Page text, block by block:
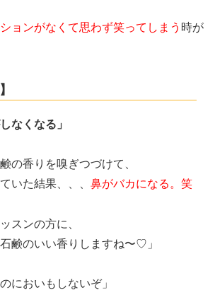
ョンがなくて思わず笑ってしまう 時が
なくなる」
の香りを嗅ぎつづけて、
いた結果、、、 鼻がバカになる。笑
スンの方に、
鹸のいい香りしますね〜♡」
においもしないぞ」